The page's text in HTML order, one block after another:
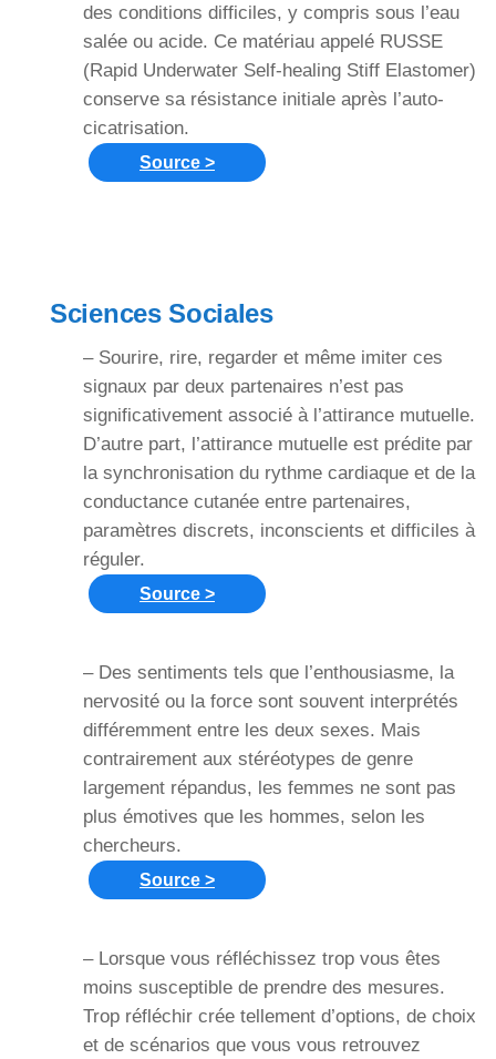
des conditions difficiles, y compris sous l’eau
salée ou acide. Ce matériau appelé RUSSE
(Rapid Underwater Self-healing Stiff Elastomer)
conserve sa résistance initiale après l’auto-
cicatrisation.
Source >
Sciences Sociales
– Sourire, rire, regarder et même imiter ces
signaux par deux partenaires n’est pas
significativement associé à l’attirance mutuelle.
D’autre part, l’attirance mutuelle est prédite par
la synchronisation du rythme cardiaque et de la
conductance cutanée entre partenaires,
paramètres discrets, inconscients et difficiles à
réguler.
Source >
– Des sentiments tels que l’enthousiasme, la
nervosité ou la force sont souvent interprétés
différemment entre les deux sexes. Mais
contrairement aux stéréotypes de genre
largement répandus, les femmes ne sont pas
plus émotives que les hommes, selon les
chercheurs.
Source >
– Lorsque vous réfléchissez trop vous êtes
moins susceptible de prendre des mesures.
Trop réfléchir crée tellement d’options, de choix
et de scénarios que vous vous retrouvez